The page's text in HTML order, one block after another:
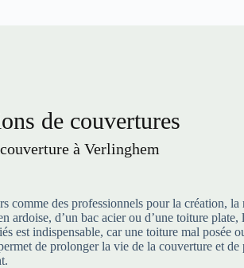
de couvertures
à Verlinghem
comme des professionnels pour la création,
ardoise, d’un bac acier ou d’une toiture
est indispensable, car une toiture mal posée
de prolonger la vie de la couverture et de